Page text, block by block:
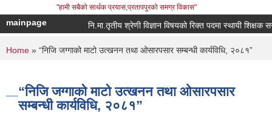
"हामी सबैको सार्थक प्रयास,प्रतापपुरको समग्र विकास"
mainpage नि.मा.तृतीय श्रेणी विज्ञान विषयको रिक्त पदमा स्थायी शिक्षक
You are here
Home » “निजि जग्गाको माटो उत्खनन तथा ओसारपसार सम्बन्धी कार्यविधि, २०८१”
“निजि जग्गाको माटो उत्खनन तथा ओसारपसार
सम्बन्धी कार्यविधि, २०८१”